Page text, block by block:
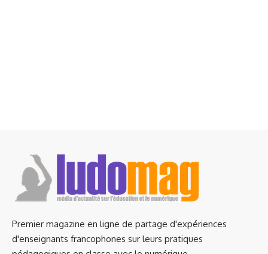
Premier magazine en ligne de partage d'expériences
d'enseignants francophones sur leurs pratiques